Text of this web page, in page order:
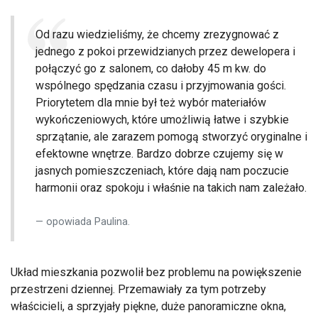
Od razu wiedzieliśmy, że chcemy zrezygnować z
jednego z pokoi przewidzianych przez dewelopera i
połączyć go z salonem, co dałoby 45 m kw. do
wspólnego spędzania czasu i przyjmowania gości.
Priorytetem dla mnie był też wybór materiałów
wykończeniowych, które umożliwią łatwe i szybkie
sprzątanie, ale zarazem pomogą stworzyć oryginalne i
efektowne wnętrze. Bardzo dobrze czujemy się w
jasnych pomieszczeniach, które dają nam poczucie
harmonii oraz spokoju i właśnie na takich nam zależało.
opowiada Paulina.
Układ mieszkania pozwolił bez problemu na powiększenie
przestrzeni dziennej. Przemawiały za tym potrzeby
właścicieli, a sprzyjały piękne, duże panoramiczne okna,